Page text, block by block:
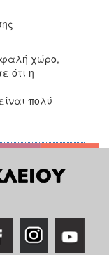
χώρο,
ότι η
πολύ